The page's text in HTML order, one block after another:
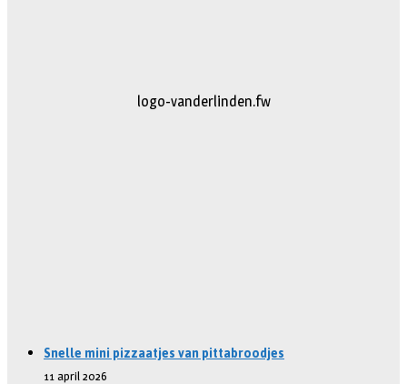
diercentrum
Snelle mini pizzaatjes van pittabroodjes
11 april 2026